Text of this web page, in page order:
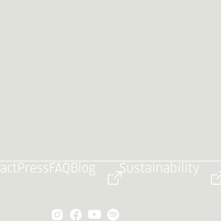
PressFAQ Blog Sustainability